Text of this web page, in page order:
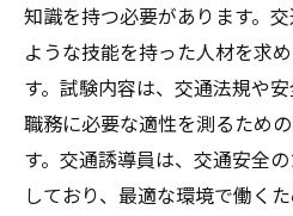
知識を持つ必要があります。
ような技能を持った人材を求
す。試験内容は、交通法規や
職務に必要な適性を測るため
す。交通誘導員は、交通安全
しており、最適な環境で働く